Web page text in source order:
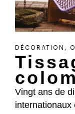
DÉCORATION ,
Vingt ans de
internationaux